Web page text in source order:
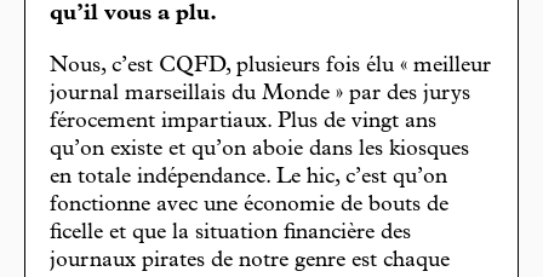
qu’il vous a plu.
Nous, c’est CQFD, plusieurs fois élu « meilleur
journal marseillais du Monde » par des jurys
férocement impartiaux. Plus de vingt ans
qu’on existe et qu’on aboie dans les kiosques
en totale indépendance. Le hic, c’est qu’on
fonctionne avec une économie de bouts de
ficelle et que la situation financière des
journaux pirates de notre genre est chaque